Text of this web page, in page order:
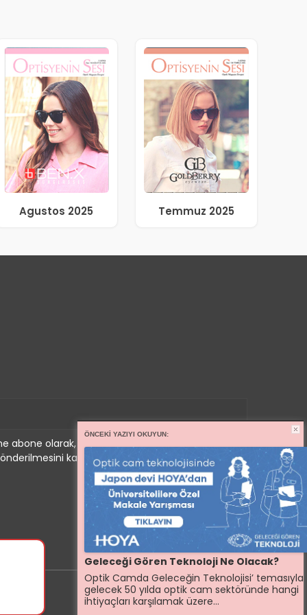
Agustos 2025 Temmuz 2025
abone olarak, tarafınıza haber, duyuru ve
kabul etmiş olursunuz.
ÖNCEKI YAZIYI OKUYUN:
Geleceği Gören Teknoloji Ne Olacak?
Optik Camda Geleceğin Teknolojisi’ temasıyla
gelecek 50 yılda optik cam sektöründe hangi
ihtiyaçları karşılamak üzere...